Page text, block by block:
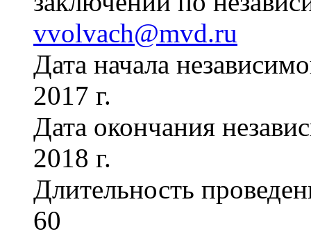
vvolvach@mvd.ru
Дата начала
2017 г.
Дата окончания
2018 г.
Длительность
60